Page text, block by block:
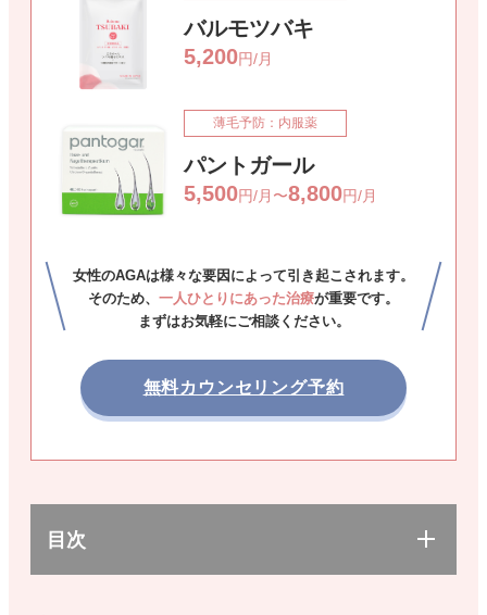
バルモツバキ
5,200円/月
薄毛予防：内服薬
パントガール
5,500円/月〜8,800円/月
女性のAGAは様々な要因によって引き起こされます。
そのため、 一人ひとりにあった治療が重要です。
まずはお気軽にご相談ください。
無料カウンセリング予約
目次